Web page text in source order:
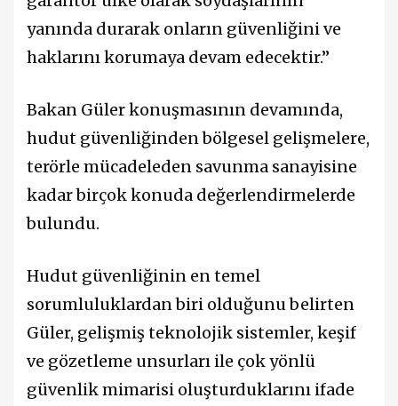
yanında durarak onların güvenliğini ve
haklarını korumaya devam edecektir.”
Bakan Güler konuşmasının devamında,
hudut güvenliğinden bölgesel gelişmelere,
terörle mücadeleden savunma sanayisine
kadar birçok konuda değerlendirmelerde
bulundu.
Hudut güvenliğinin en temel
sorumluluklardan biri olduğunu belirten
Güler, gelişmiş teknolojik sistemler, keşif
ve gözetleme unsurları ile çok yönlü
güvenlik mimarisi oluşturduklarını ifade